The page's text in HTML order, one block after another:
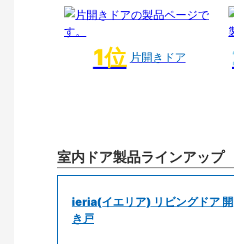
片開きドア
室内ドア製品ラインアップ
ieria(イエリア) リビングドア 開
き戸